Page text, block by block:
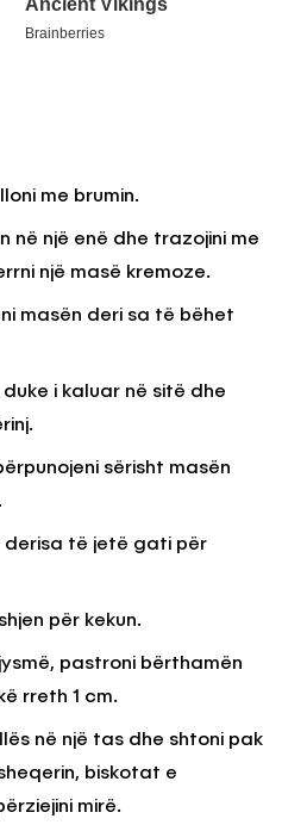
me brumin.
në një enë dhe trazojini me
një masë kremoze.
masën deri sa të bëhet
i kaluar në sitë dhe
sërisht masën
derisa të jetë gati për
për kekun.
pastroni bërthamën
rreth 1 cm.
në një tas dhe shtoni pak
biskotat e
mirë.